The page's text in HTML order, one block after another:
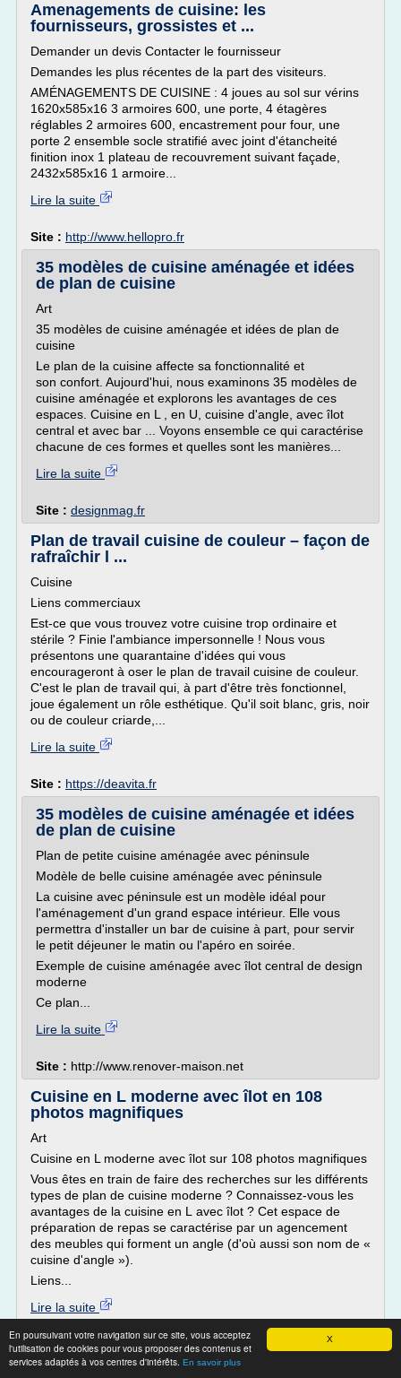
X
En poursuivant votre navigation sur ce site, vous acceptez
l'utilisation de cookies pour vous proposer des contenus et
services adaptés à vos centres d'intérêts. En savoir plus
Amenagements de cuisine: les
fournisseurs, grossistes et ...
Demander un devis Contacter le fournisseur
Demandes les plus récentes de la part des visiteurs.
AMÉNAGEMENTS DE CUISINE : 4 joues au sol sur vérins
1620x585x16 3 armoires 600, une porte, 4 étagères
réglables 2 armoires 600, encastrement pour four, une
porte 2 ensemble socle stratifié avec joint d'étancheité
finition inox 1 plateau de recouvrement suivant façade,
2432x585x16 1 armoire...
Lire la suite
Site : http://www.hellopro.fr
35 modèles de cuisine aménagée et idées
de plan de cuisine
Art
35 modèles de cuisine aménagée et idées de plan de
cuisine
Le plan de la cuisine affecte sa fonctionnalité et
son confort. Aujourd'hui, nous examinons 35 modèles de
cuisine aménagée et explorons les avantages de ces
espaces. Cuisine en L , en U, cuisine d'angle, avec îlot
central et avec bar ... Voyons ensemble ce qui caractérise
chacune de ces formes et quelles sont les manières...
Lire la suite
Site : designmag.fr
Plan de travail cuisine de couleur – façon de
rafraîchir l ...
Cuisine
Liens commerciaux
Est-ce que vous trouvez votre cuisine trop ordinaire et
stérile ? Finie l'ambiance impersonnelle ! Nous vous
présentons une quarantaine d'idées qui vous
encourageront à oser le plan de travail cuisine de couleur.
C'est le plan de travail qui, à part d'être très fonctionnel,
joue également un rôle esthétique. Qu'il soit blanc, gris, noir
ou de couleur criarde,...
Lire la suite
Site : https://deavita.fr
35 modèles de cuisine aménagée et idées
de plan de cuisine
Plan de petite cuisine aménagée avec péninsule
Modèle de belle cuisine aménagée avec péninsule
La cuisine avec péninsule est un modèle idéal pour
l'aménagement d'un grand espace intérieur. Elle vous
permettra d'installer un bar de cuisine à part, pour servir
le petit déjeuner le matin ou l'apéro en soirée.
Exemple de cuisine aménagée avec îlot central de design
moderne
Ce plan...
Lire la suite
Site : http://www.renover-maison.net
Cuisine en L moderne avec îlot en 108
photos magnifiques
Art
Cuisine en L moderne avec îlot sur 108 photos magnifiques
Vous êtes en train de faire des recherches sur les différents
types de plan de cuisine moderne ? Connaissez-vous les
avantages de la cuisine en L avec îlot ? Cet espace de
préparation de repas se caractérise par un agencement
des meubles qui forment un angle (d'où aussi son nom de «
cuisine d'angle »).
Liens...
Lire la suite
Site : designmag.fr